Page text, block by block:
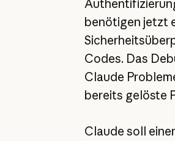
benötigen jetzt
Codes. Das
Claude
bereits gelöste
Claude soll